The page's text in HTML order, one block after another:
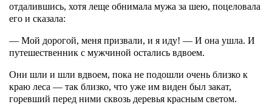
отдалившись, хотя леще обнимала мужа за шею, поцеловала
его и сказала:
— Мой дорогой, меня призвали, и я иду! — И она ушла. И
путешественник с мужчиной остались вдвоем.
Они шли и шли вдвоем, пока не подошли очень близко к
краю леса — так близко, что уже им виден был закат,
горевший перед ними сквозь деревья красным светом.